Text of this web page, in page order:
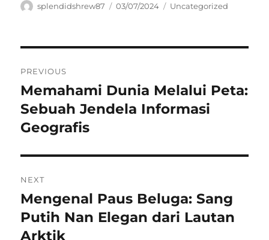
Author
splendidshrew87
Posted
03/07/2024 Categories
Uncategorized
pos
PREVIOUS
Previous
post:
Memahami Dunia Melalui Peta:
Sebuah Jendela Informasi
Geografis
NEXT
Next
post:
Mengenal Paus Beluga: Sang
Putih Nan Elegan dari Lautan
Arktik